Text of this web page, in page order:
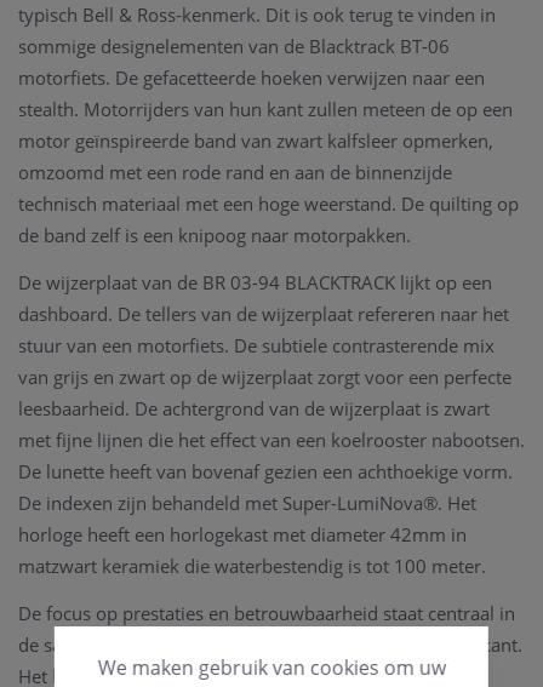
typisch Bell & Ross-kenmerk. Dit is ook terug te vinden in
sommige designelementen van de Blacktrack BT-06
motorfiets. De gefacetteerde hoeken verwijzen naar een
stealth. Motorrijders van hun kant zullen meteen de op een
motor geïnspireerde band van zwart kalfsleer opmerken,
omzoomd met een rode rand en aan de binnenzijde
technisch materiaal met een hoge weerstand. De quilting op
de band zelf is een knipoog naar motorpakken.
De wijzerplaat van de BR 03-94 BLACKTRACK lijkt op een
dashboard. De tellers van de wijzerplaat refereren naar het
stuur van een motorfiets. De subtiele contrasterende mix
van grijs en zwart op de wijzerplaat zorgt voor een perfecte
leesbaarheid. De achtergrond van de wijzerplaat is zwart
met fijne lijnen die het effect van een koelrooster nabootsen.
De lunette heeft van bovenaf gezien een achthoekige vorm.
De indexen zijn behandeld met Super-LumiNova®. Het
horloge heeft een horlogekast met diameter 42mm in
matzwart keramiek die waterbestendig is tot 100 meter.
De focus op prestaties en betrouwbaarheid staat centraal in
de samenwerking tussen de horloge- en moterfietsfabrikant.
Het hart van het sportieve horloge is hetBR-CAL.301
We maken gebruik van cookies om uw